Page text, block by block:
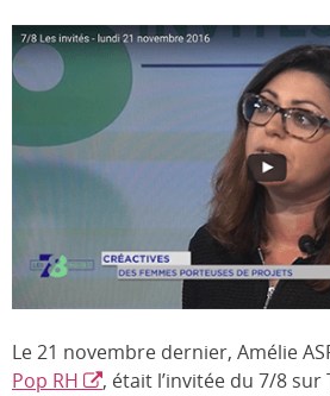
Le 21 novembre dernier, Amélie
Pop RH
, était l’invitée du 7/8 sur